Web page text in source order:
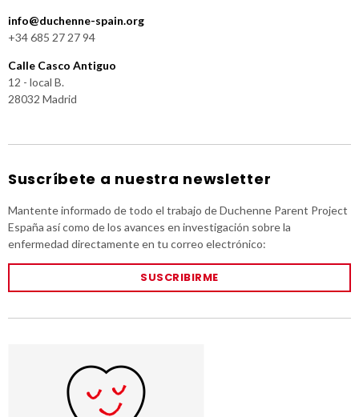
info@duchenne-spain.org
+34 685 27 27 94
Calle Casco Antiguo
12 - local B.
28032 Madrid
Suscríbete a nuestra newsletter
Mantente informado de todo el trabajo de Duchenne Parent Project
España así como de los avances en investigación sobre la
enfermedad directamente en tu correo electrónico:
SUSCRIBIRME